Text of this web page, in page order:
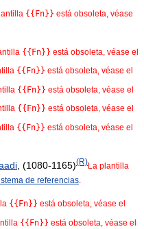
{{Fn}} está obsoleta, véase
{{Fn}} está obsoleta, véase el
{{Fn}} está obsoleta, véase el
{{Fn}} está obsoleta, véase el
{{Fn}} está obsoleta, véase el
{{Fn}} está obsoleta, véase el
, (1080-1165)(R)La plantilla
de referencias.
{{Fn}} está obsoleta, véase el
{{Fn}} está obsoleta, véase el